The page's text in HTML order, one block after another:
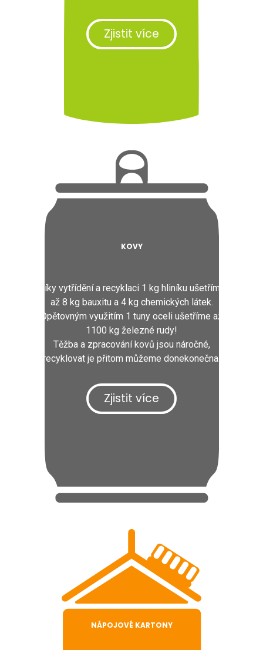
Zjistit více
KOVY
Díky vytřídění a recyklaci 1 kg hliníku ušetříme
až 8 kg bauxitu a 4 kg chemických látek.
Opětovným využitím 1 tuny oceli ušetříme až
1100 kg železné rudy!
Těžba a zpracování kovů jsou náročné,
recyklovat je přitom můžeme donekonečna.
Zjistit více
NÁPOJOVÉ KARTONY